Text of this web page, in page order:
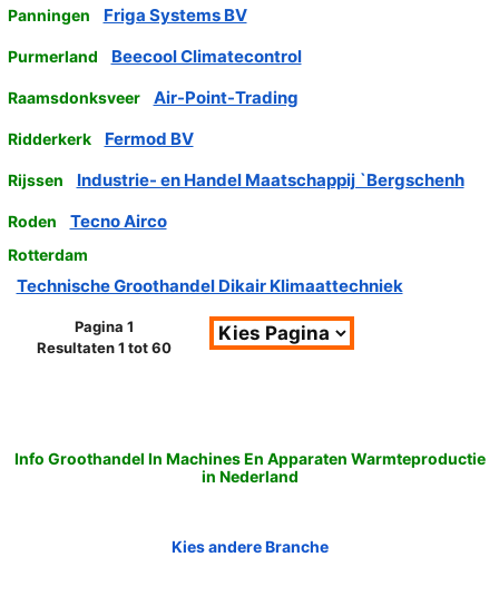
Panningen Friga Systems BV
Purmerland Beecool Climatecontrol
Raamsdonksveer Air-Point-Trading
Ridderkerk Fermod BV
Rijssen Industrie- en Handel Maatschappij `Bergschenh
Roden Tecno Airco
Rotterdam
Technische Groothandel Dikair Klimaattechniek
Pagina 1
Resultaten 1 tot 60
Info Groothandel In Machines En Apparaten Warmteproductie
in Nederland
Kies andere Branche